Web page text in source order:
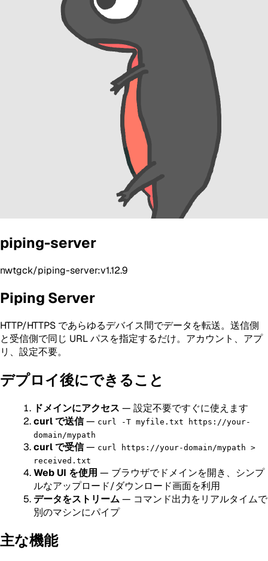
piping-server
nwtgck/piping-server:v1.12.9
Piping Server
HTTP/HTTPS であらゆるデバイス間でデータを転送。送信側
と受信側で同じ URL パスを指定するだけ。アカウント、アプ
リ、設定不要。
デプロイ後にできること
ドメインにアクセス — 設定不要ですぐに使えます
curl で送信— curl -T myfile.txt https://your-
domain/mypath
curl で受信— curl https://your-domain/mypath >
received.txt
Web UI を使用 — ブラウザでドメインを開き、シンプ
ルなアップロード/ダウンロード画面を利用
データをストリーム— コマンド出力をリアルタイムで
別のマシンにパイプ
主な機能